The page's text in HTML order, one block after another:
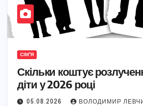
СІМ'Я
Скільки коштує
діти у 2026 році
05.08.2026 ВОЛОДИМИР